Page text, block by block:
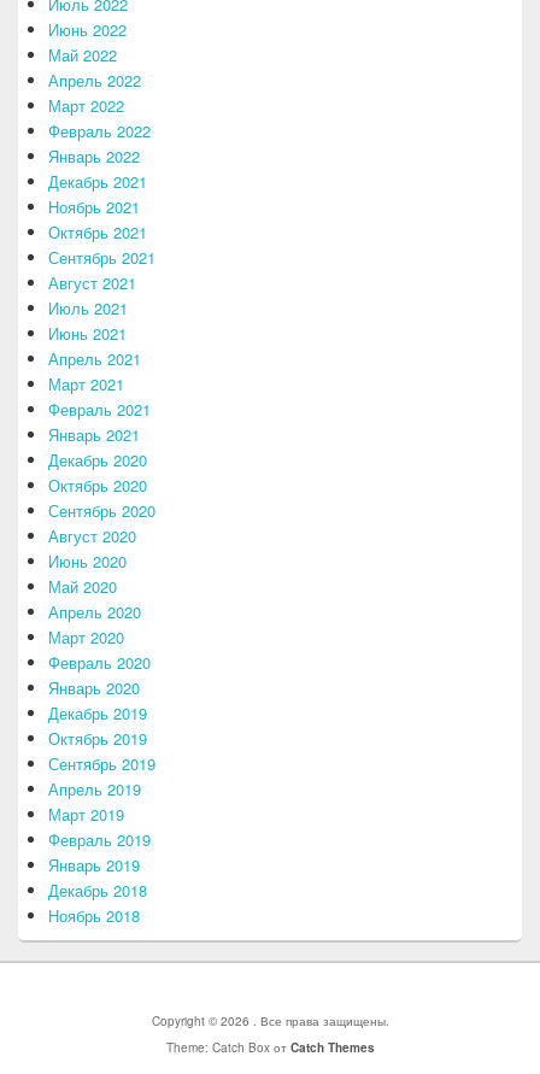
Июль 2022
Июнь 2022
Май 2022
Апрель 2022
Март 2022
Февраль 2022
Январь 2022
Декабрь 2021
Ноябрь 2021
Октябрь 2021
Сентябрь 2021
Август 2021
Июль 2021
Июнь 2021
Апрель 2021
Март 2021
Февраль 2021
Январь 2021
Декабрь 2020
Октябрь 2020
Сентябрь 2020
Август 2020
Июнь 2020
Май 2020
Апрель 2020
Март 2020
Февраль 2020
Январь 2020
Декабрь 2019
Октябрь 2019
Сентябрь 2019
Апрель 2019
Март 2019
Февраль 2019
Январь 2019
Декабрь 2018
Ноябрь 2018
Copyright © 2026 . Все права защищены.
Theme: Catch Box от Catch Themes